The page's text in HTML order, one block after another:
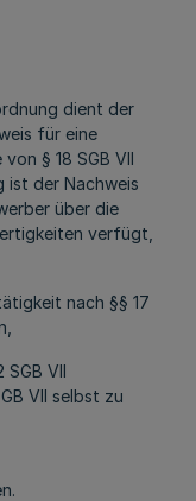
dient der
für eine
§ 18 SGB VII
ist der Nachweis
über die
verfügt,
nach §§ 17
VII
VII selbst zu